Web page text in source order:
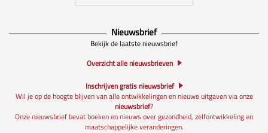
Nieuwsbrief
Bekijk de laatste nieuwsbrief
Overzicht alle nieuwsbrieven
Inschrijven gratis nieuwsbrief
Wil je op de hoogte blijven van alle ontwikkelingen en nieuwe uitgaven via onze
nieuwsbrief?
Onze nieuwsbrief bevat boeken en nieuws over gezondheid, zelfontwikkeling en
maatschappelijke veranderingen.